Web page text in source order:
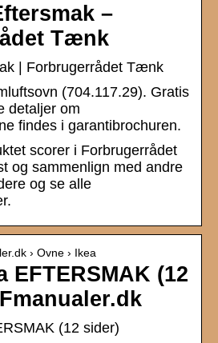
–
Tænk
| Forbrugerrådet Tænk
(704.117.29). Gratis
detaljer om
findes i garantibrochuren.
scorer i Forbrugerrådet
og sammenlign med andre
og se alle
› Ovne › Ikea
EFTERSMAK (12
(12 sider)